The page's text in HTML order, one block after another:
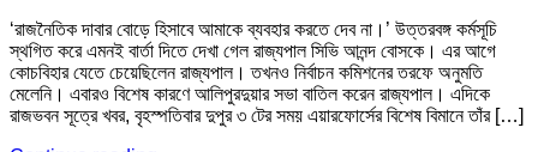
‘রাজনৈতিক দাবার বোড়ে হিসাবে আমাকে ব্যবহার করতে দেব না।’ উত্তরবঙ্গ কর্মসূচি
স্থগিত করে এমনই বার্তা দিতে দেখা গেল রাজ্যপাল সিভি আনন্দ বোসকে। এর আগে
কোচবিহার যেতে চেয়েছিলেন রাজ্যপাল। তখনও নির্বাচন কমিশনের তরফে অনুমতি
মেলেনি। এবারও বিশেষ কারণে আলিপুরদুয়ার সভা বাতিল করেন রাজ্যপাল। এদিকে
রাজভবন সূত্রে খবর, বৃহস্পতিবার দুপুর ৩ টের সময় এয়ারফোর্সের বিশেষ বিমানে তাঁর […]